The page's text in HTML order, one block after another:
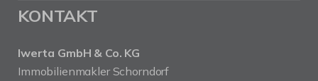
KONTAKT
Iwerta GmbH & Co. KG
Immobilienmakler Schorndorf